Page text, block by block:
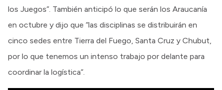
los Juegos”. También anticipó lo que serán los Araucanía
en octubre y dijo que “las disciplinas se distribuirán en
cinco sedes entre Tierra del Fuego, Santa Cruz y Chubut,
por lo que tenemos un intenso trabajo por delante para
coordinar la logística”.